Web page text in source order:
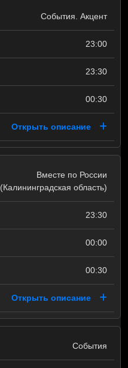
События. Акцент
23:00
23:30
00:30
Открыть описание
Вместе по России
(Калининградская область)
23:30
00:00
00:30
Открыть описание
События